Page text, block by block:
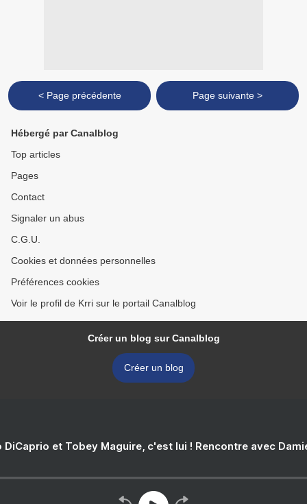
< Page précédente Page suivante >
Hébergé par Canalblog
Top articles
Pages
Contact
Signaler un abus
C.G.U.
Cookies et données personnelles
Préférences cookies
Voir le profil de Krri sur le portail Canalblog
Créer un blog sur Canalblog
Créer un blog
DiCaprio et Tobey Maguire, c'est lui ! Rencontre avec